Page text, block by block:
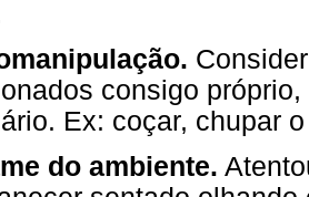
consigo
Ex: coçar, chupar
do ambiente.